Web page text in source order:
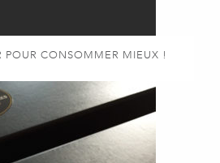
POUR CONSOMMER MIEUX !